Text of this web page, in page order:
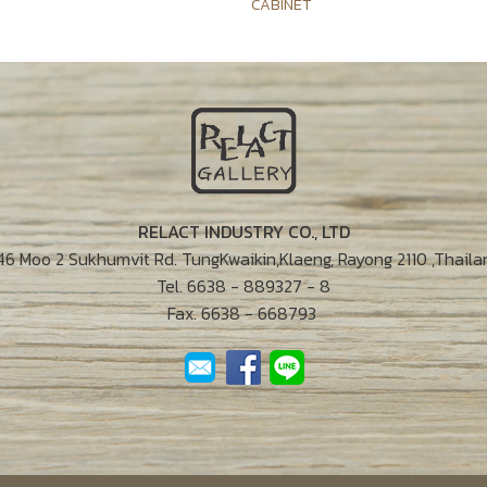
RELACT INDUSTRY CO., LTD
Moo 2 Sukhumvit Rd. TungKwaikin,Klaeng, Rayong 2110
Tel. 6638 - 889327 - 8
Fax. 6638 - 668793